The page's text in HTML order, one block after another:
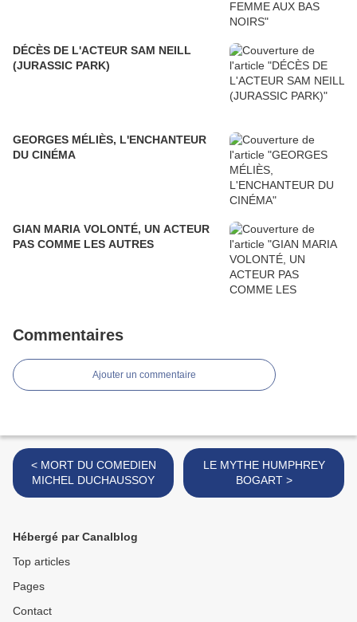
DÉCÈS DE L'ACTEUR SAM NEILL
(JURASSIC PARK)
GEORGES MÉLIÈS, L'ENCHANTEUR
DU CINÉMA
GIAN MARIA VOLONTÉ, UN ACTEUR
PAS COMME LES AUTRES
Commentaires
Ajouter un commentaire
< MORT DU COMEDIEN
MICHEL DUCHAUSSOY
LE MYTHE HUMPHREY
BOGART >
Hébergé par Canalblog
Top articles
Pages
Contact